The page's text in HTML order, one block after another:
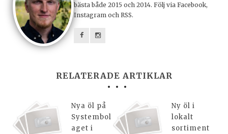
bästa både 2015 och 2014. Följ via Facebook,
Instagram och RSS.
RELATERADE ARTIKLAR
Nya öl på
Systembol
aget i
Ny öl i
lokalt
sortiment